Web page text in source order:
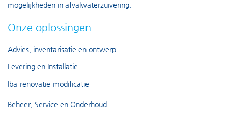
mogelijkheden in afvalwaterzuivering
Onze oplossingen
Advies, inventarisatie en ontwerp
Levering en Installatie
Iba-renovatie-modificatie
Beheer, Service en Onderhoud